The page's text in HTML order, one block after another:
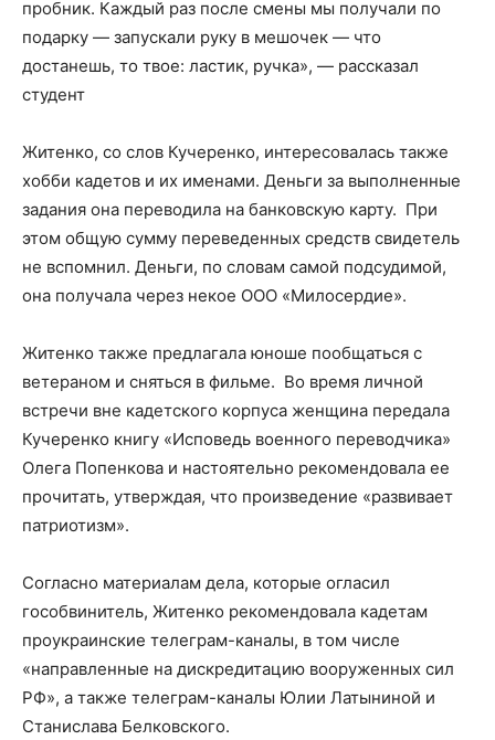
пробник. Каждый раз после смены мы получали по
подарку — запускали руку в мешочек — что
достанешь, то твое: ластик, ручка», — рассказал
студент
Житенко, со слов Кучеренко, интересовалась также
хобби кадетов и их именами. Деньги за выполненные
задания она переводила на банковскую карту. При
этом общую сумму переведенных средств свидетель
не вспомнил. Деньги, по словам самой подсудимой,
она получала через некое ООО «Милосердие».
Житенко также предлагала юноше пообщаться с
ветераном и сняться в фильме. Во время личной
встречи вне кадетского корпуса женщина передала
Кучеренко книгу «Исповедь военного переводчика»
Олега Попенкова и настоятельно рекомендовала ее
прочитать, утверждая, что произведение «развивает
патриотизм».
Согласно материалам дела, которые огласил
гособвинитель, Житенко рекомендовала кадетам
проукраинские телеграм-каналы, в том числе
«направленные на дискредитацию вооруженных сил
РФ», а также телеграм-каналы Юлии Латыниной и
Станислава Белковского.